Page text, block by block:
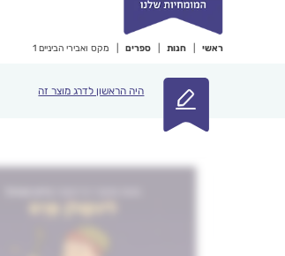
ראשי חנות ספרים מקס ואבירי הביניים 1
היה הראשון לדרג מוצר זה